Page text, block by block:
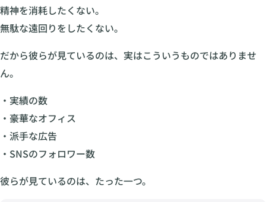
精神を消耗したくない。
無駄な遠回りをしたくない。
だから彼らが見ているのは、実はこういうものではありませ
ん。
・実績の数
・豪華なオフィス
・派手な広告
・SNSのフォロワー数
彼らが見ているのは、たった一つ。